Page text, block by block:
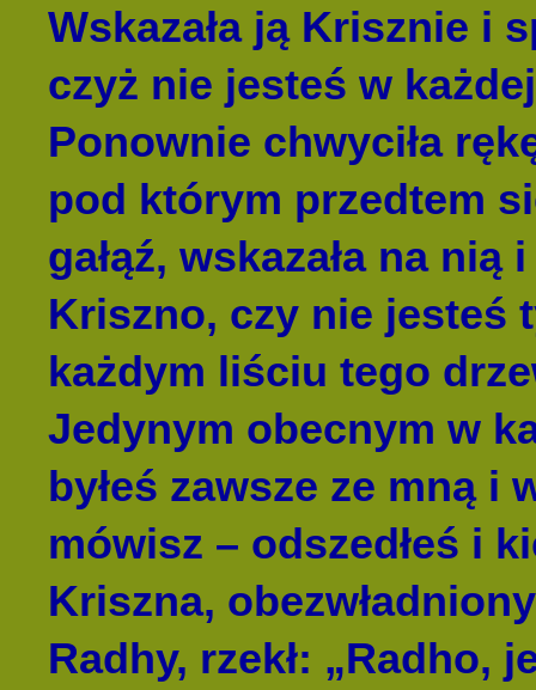
Wskazała ją Krisznie i
czyż nie jesteś w
Ponownie chwyciła
pod którym przedtem
gałąź, wskazała na nią
Kriszno, czy nie jesteś
każdym liściu tego
Jedynym obecnym w
byłeś zawsze ze mną i
mówisz – odszedłeś i
Kriszna,
Radhy, rzekł: „Radho,